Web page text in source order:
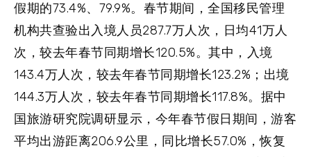
假期的73.4%、79.9%。春节期间，全国移民管理
机构共查验出入境人员287.7万人次，日均41万人
次，较去年春节同期增长120.5%。其中，入境
143.4万人次，较去年春节同期增长123.2%；出境
144.3万人次，较去年春节同期增长117.8%。据中
国旅游研究院调研显示，今年春节假日期间，游客
平均出游距离206.9公里，同比增长57.0%，恢复